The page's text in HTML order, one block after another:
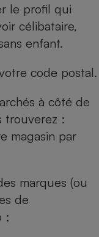
le profil qui
célibataire,
enfant.
code postal.
à côté de
trouverez :
magasin par
marques (ou
de
;